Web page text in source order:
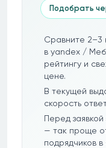
Подобрать
Сравните 2–3
в yandex /
рейтингу и
цене.
В текущей
скорость
Перед
— так проще
подрядчиков